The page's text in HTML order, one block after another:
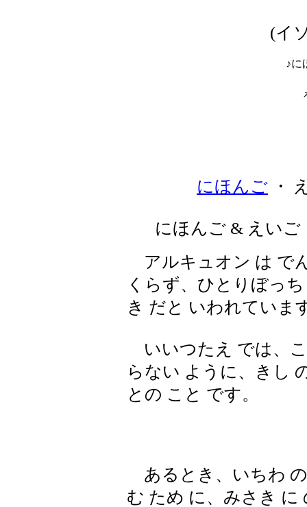
(イ
♪に
にほんご ・
にほんご & えいご
アルキュオン は で
くらず、ひとりぼっ
き だと いわれていま
いいつたえ では、
らない ように、きし
との こと です。
あるとき、いちわ
む ため に、みさき に